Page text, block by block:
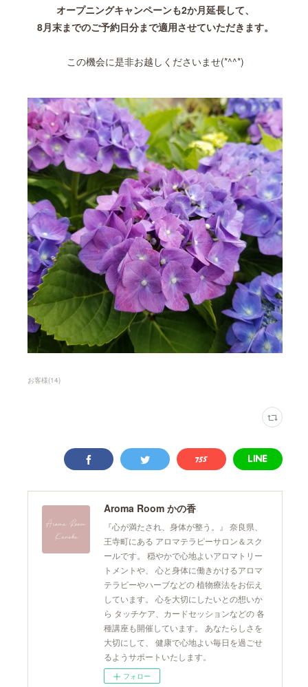
オープニングキャンペーンも2か月延長して、
8月末までのご予約日分まで適用させていただきます。
この機会に是非お越しくださいませ(*^^*)
お客様(14)
Aroma Room かの香
『心が満たされ、身体が整う。』 奈良県、
王寺町にある アロマテラピーサロン＆スク
ールです。 穏やかで心地よいアロマトリー
トメントや、 心と身体に働きかけるアロマ
テラピーやハーブなどの 植物療法をお伝え
しています。 心を大切にしたいとの想いか
ら タッチケア、カードセッションなどの 各
種講座も開催しています。 あなたらしさを
大切にして、 健康で心地よい毎日を過ごせ
るようサポートいたします。
フォロー